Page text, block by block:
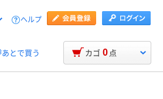
ヘルプ
あとで買う カゴ 0 点